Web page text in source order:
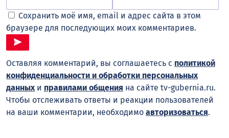
Сохранить моё имя, email и адрес сайта в этом
браузере для последующих моих комментариев.
Оставляя комментарий, вы соглашаетесь с политикой
конфиденциальности и обработки персональных
данных и правилами общения на сайте tv-gubernia.ru.
Чтобы отслеживать ответы и реакции пользователей
на ваши комментарии, необходимо авторизоваться.